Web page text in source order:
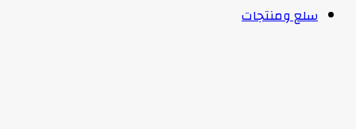
سلع ومنتجات